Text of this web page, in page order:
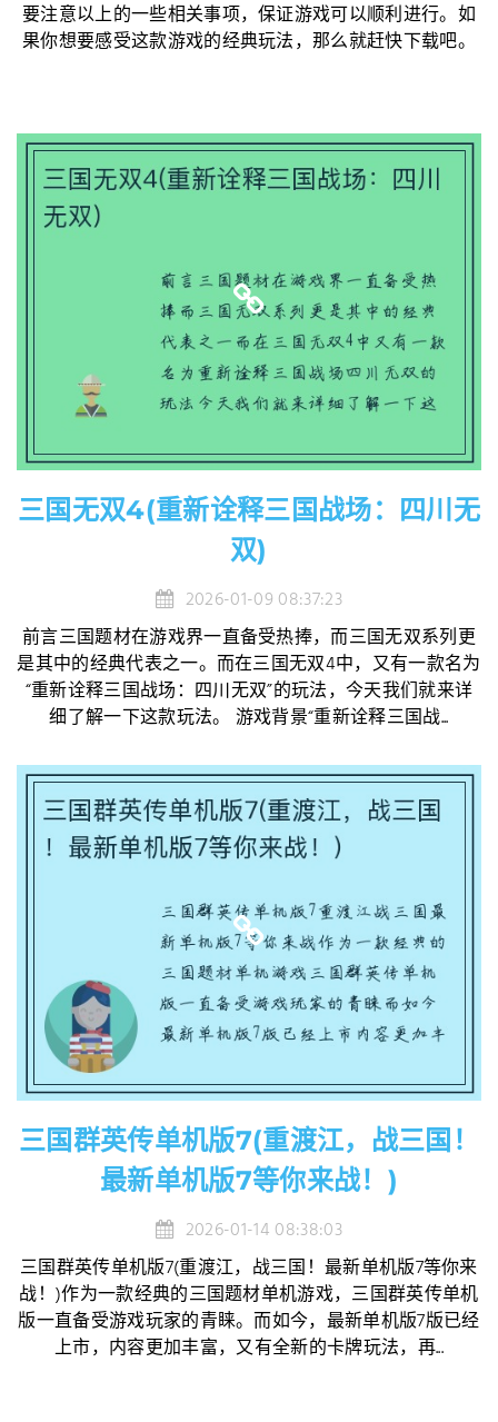
要注意以上的一些相关事项，保证游戏可以顺利进行。如
果你想要感受这款游戏的经典玩法，那么就赶快下载吧。
三国无双4(重新诠释三国战场：四川无
双)
2026-01-09 08:37:23
前言三国题材在游戏界一直备受热捧，而三国无双系列更
是其中的经典代表之一。而在三国无双4中，又有一款名为
“重新诠释三国战场：四川无双”的玩法，今天我们就来详
细了解一下这款玩法。 游戏背景“重新诠释三国战...
三国群英传单机版7(重渡江，战三国！
最新单机版7等你来战！)
2026-01-14 08:38:03
三国群英传单机版7(重渡江，战三国！最新单机版7等你来
战！)作为一款经典的三国题材单机游戏，三国群英传单机
版一直备受游戏玩家的青睐。而如今，最新单机版7版已经
上市，内容更加丰富，又有全新的卡牌玩法，再...